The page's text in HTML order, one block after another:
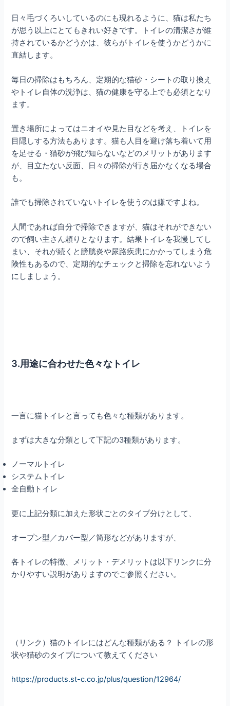
日々毛づくろいしているのにも現れるように、猫は私たち
が思う以上にとてもきれい好きです。トイレの清潔さが維
持されているかどうかは、彼らがトイレを使うかどうかに
直結します。
毎日の掃除はもちろん、定期的な猫砂・シートの取り換え
やトイレ自体の洗浄は、猫の健康を守る上でも必須となり
ます。
置き場所によってはニオイや見た目などを考え、トイレを
目隠しする方法もあります。猫も人目を避け落ち着いて用
を足せる・猫砂が飛び知らないなどのメリットがあります
が、目立たない反面、日々の掃除が行き届かなくなる場合
も。
誰でも掃除されていないトイレを使うのは嫌ですよね。
人間であれば自分で掃除できますが、猫はそれができない
ので飼い主さん頼りとなります。結果トイレを我慢してし
まい、それが続くと膀胱炎や尿路疾患にかかってしまう危
険性もあるので、定期的なチェックと掃除を忘れないよう
にしましょう。
3.用途に合わせた色々なトイレ
一言に猫トイレと言っても色々な種類があります。
まずは大きな分類として下記の3種類があります。
ノーマルトイレ
システムトイレ
全自動トイレ
更に上記分類に加えた形状ごとのタイプ分けとして、
オープン型／カバー型／筒形などがありますが、
各トイレの特徴、メリット・デメリットは以下リンクに分
かりやすい説明がありますのでご参照ください。
（リンク）猫のトイレにはどんな種類がある？ トイレの形
状や猫砂のタイプについて教えてください
https://products.st-c.co.jp/plus/question/12964/